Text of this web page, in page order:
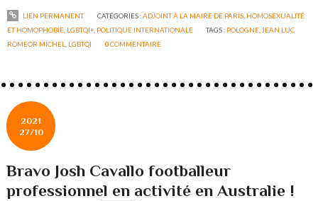
LIEN PERMANENT CATÉGORIES :ADJOINT À LA MAIRE DE PARIS, HOMOSEXUALITÉ
ET HOMOPHOBIE, LGBTQI+, POLITIQUE INTERNATIONALE TAGS : POLOGNE,JEAN LUC
ROMEOR MICHEL, LGBTQI 0COMMENTAIRE
2021
27/10
Bravo Josh Cavallo footballeur
professionnel en activité en Australie !